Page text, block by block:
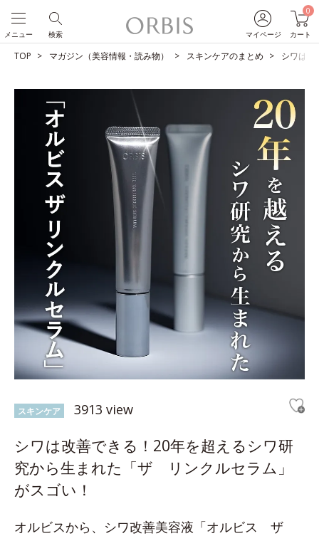
マイページ
0
カート
検索
メニュー
TOP マガジン（美容情報・読み物） スキンケアのまとめ シワは
スキンケア 3913 view
シワは改善できる！20年を超えるシワ研
究から生まれた「ザ リンクルセラム」
がスゴい！
オルビスから、シワ改善美容液「オルビス ザ